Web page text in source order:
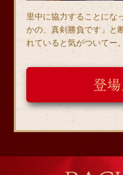
里中に協力することにな
かの、真剣勝負です」と
れていると気がついてー。